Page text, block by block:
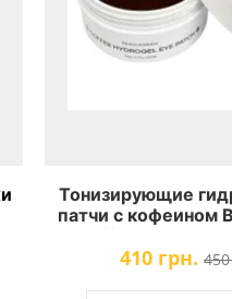
Тонизирующие
патчи с кофеином
Coffee Hydrogel
410 грн.